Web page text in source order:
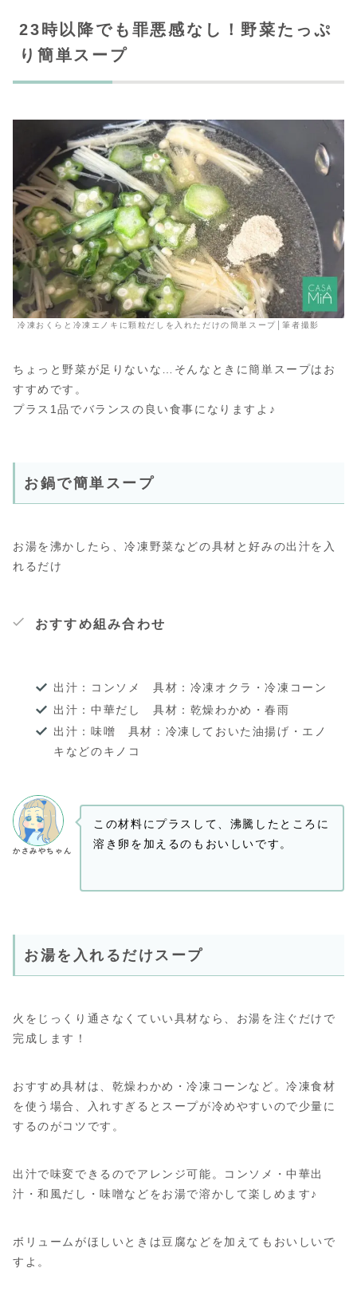
23時以降でも罪悪感なし！野菜たっぷ
り簡単スープ
冷凍おくらと冷凍エノキに顆粒だしを入れただけの簡単スープ│筆者撮影
ちょっと野菜が足りないな…そんなときに簡単スープはお
すすめです。
プラス1品でバランスの良い食事になりますよ♪
お鍋で簡単スープ
お湯を沸かしたら、冷凍野菜などの具材と好みの出汁を入
れるだけ
おすすめ組み合わせ
出汁：コンソメ 具材：冷凍オクラ・冷凍コーン
出汁：中華だし 具材：乾燥わかめ・春雨
出汁：味噌 具材：冷凍しておいた油揚げ・エノ
キなどのキノコ
かさみやちゃん
この材料にプラスして、沸騰したところに
溶き卵を加えるのもおいしいです。
お湯を入れるだけスープ
火をじっくり通さなくていい具材なら、お湯を注ぐだけで
完成します！
おすすめ具材は、乾燥わかめ・冷凍コーンなど。冷凍食材
を使う場合、入れすぎるとスープが冷めやすいので少量に
するのがコツです。
出汁で味変できるのでアレンジ可能。コンソメ・中華出
汁・和風だし・味噌などをお湯で溶かして楽しめます♪
ボリュームがほしいときは豆腐などを加えてもおいしいで
すよ。